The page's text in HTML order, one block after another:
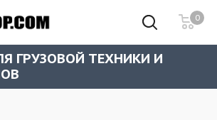
0
ГРУЗОВОЙ ТЕХНИКИ И